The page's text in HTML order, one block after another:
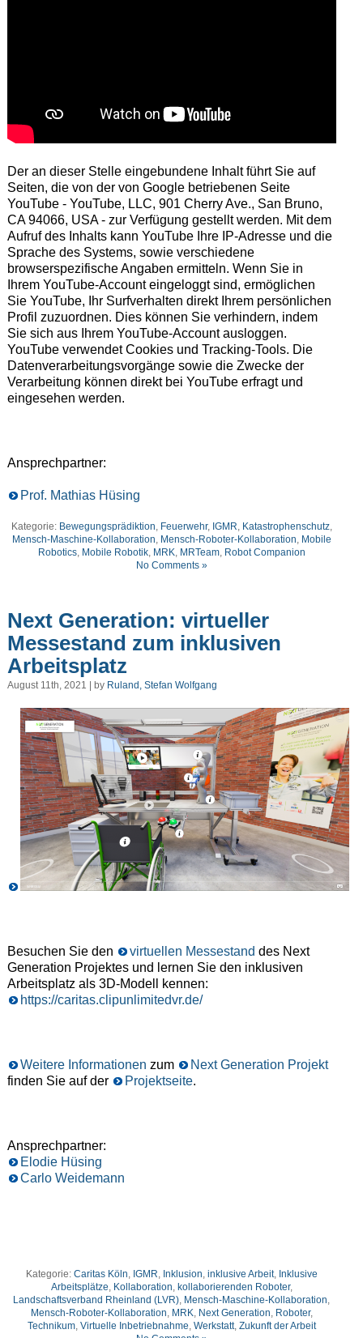
Der an dieser Stelle eingebundene Inhalt führt Sie auf
Seiten, die von der von Google betriebenen Seite
YouTube - YouTube, LLC, 901 Cherry Ave., San Bruno,
CA 94066, USA - zur Verfügung gestellt werden. Mit dem
Aufruf des Inhalts kann YouTube Ihre IP-Adresse und die
Sprache des Systems, sowie verschiedene
browserspezifische Angaben ermitteln. Wenn Sie in
Ihrem YouTube-Account eingeloggt sind, ermöglichen
Sie YouTube, Ihr Surfverhalten direkt Ihrem persönlichen
Profil zuzuordnen. Dies können Sie verhindern, indem
Sie sich aus Ihrem YouTube-Account ausloggen.
YouTube verwendet Cookies und Tracking-Tools. Die
Datenverarbeitungsvorgänge sowie die Zwecke der
Verarbeitung können direkt bei YouTube erfragt und
eingesehen werden.
Ansprechpartner:
Prof. Mathias Hüsing
Kategorie: Bewegungsprädiktion, Feuerwehr, IGMR, Katastrophenschutz,
Mensch-Maschine-Kollaboration, Mensch-Roboter-Kollaboration, Mobile
Robotics, Mobile Robotik, MRK, MRTeam, Robot Companion
No Comments »
Next Generation: virtueller
Messestand zum inklusiven
Arbeitsplatz
August 11th, 2021 | by Ruland, Stefan Wolfgang
Besuchen Sie den virtuellen Messestand des Next
Generation Projektes und lernen Sie den inklusiven
Arbeitsplatz als 3D-Modell kennen:
https://caritas.clipunlimitedvr.de/
Weitere Informationen zum
Next Generation Projekt
finden Sie auf der
Projektseite.
Ansprechpartner:
Elodie Hüsing
Carlo Weidemann
Kategorie: Caritas Köln, IGMR, Inklusion, inklusive Arbeit, Inklusive
Arbeitsplätze, Kollaboration, kollaborierenden Roboter,
Landschaftsverband Rheinland (LVR), Mensch-Maschine-Kollaboration,
Mensch-Roboter-Kollaboration, MRK, Next Generation, Roboter,
Technikum, Virtuelle Inbetriebnahme, Werkstatt, Zukunft der Arbeit